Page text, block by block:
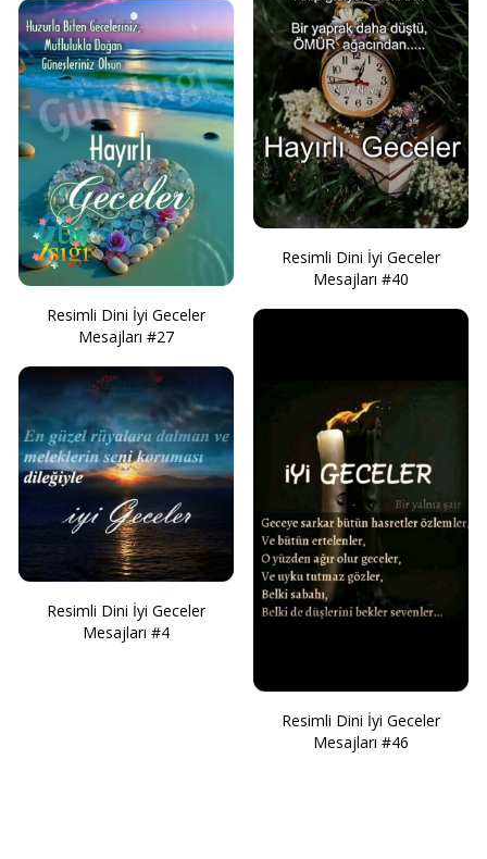
Resimli Dini İyi Geceler
Mesajları #27
Resimli Dini İyi Geceler
Mesajları #4
Resimli Dini İyi Geceler
Mesajları #40
Resimli Dini İyi Geceler
Mesajları #46